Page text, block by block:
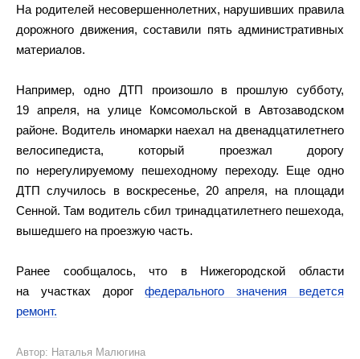
На родителей несовершеннолетних, нарушивших правила
дорожного движения, составили пять административных
материалов.
Например, одно ДТП произошло в прошлую субботу,
19 апреля, на улице Комсомольской в Автозаводском
районе. Водитель иномарки наехал на двенадцатилетнего
велосипедиста, который проезжал дорогу
по нерегулируемому пешеходному переходу. Еще одно
ДТП случилось в воскресенье, 20 апреля, на площади
Сенной. Там водитель сбил тринадцатилетнего пешехода,
вышедшего на проезжую часть.
Ранее сообщалось, что в Нижегородской области
на участках дорогфедерального значения ведется
ремонт.
Автор: Наталья Малюгина